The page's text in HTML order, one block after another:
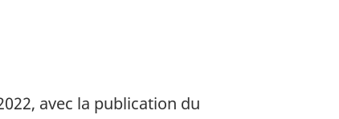
avec la publication du